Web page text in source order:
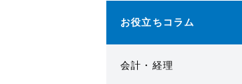
お役立ちコラム
会計・経理